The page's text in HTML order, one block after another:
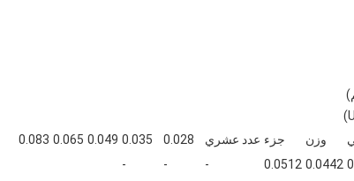
وزن جزء عدد عشري 0.028
0.035
0.049
0.065
0.083
0.0442
0.0512
-
-
-